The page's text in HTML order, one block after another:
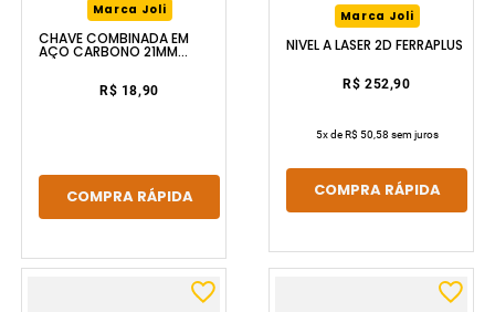
Marca Joli
CHAVE COMBINADA EM
AÇO CARBONO 21MM
FERRAPLUS
R$ 18,90
COMPRA RÁPIDA
Marca Joli
NÍVEL A LASER 2D FERRAPLUS
R$ 252,90
5x deR$ 50,58 sem juros
COMPRA RÁPIDA